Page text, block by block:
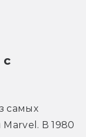
с
самых
В 1980